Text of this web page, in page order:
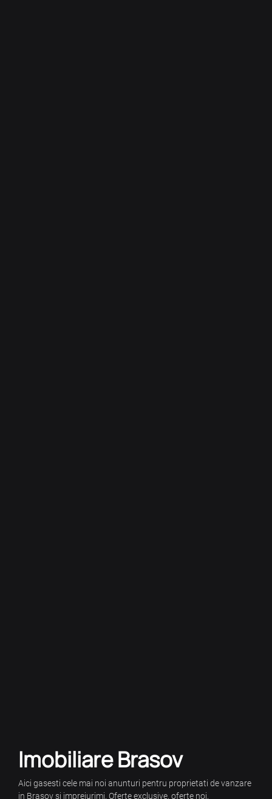
Imobiliare Brasov
Aici gasesti cele mai noi anunturi pentru proprietati de vanzare
in Brasov si imprejurimi. Oferte exclusive, oferte noi,